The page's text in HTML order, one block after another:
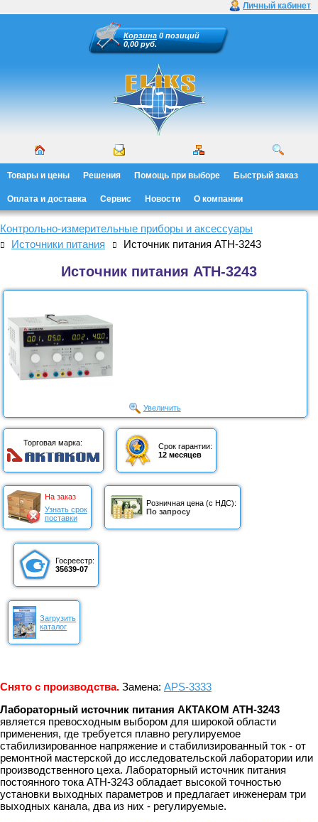
Личный кабинет
Корзина 0 позиций
0,00 руб.
Товары и цены Решения Помощь при выборе Быстрый заказ
Оплата и доставка Сервис Новости О компании
Контрольно-измерительные приборы и аксессуары
Источники питания
Источник питания АТН-3243
Источник питания АТН-3243
Увеличить
Торговая марка:
Срок гарантии:
12 месяцев
На заказ
Узнать срок
поставки
Розничная цена (с НДС):
По запросу
Госреестр:
35639-07
Загрузить
каталог
Снято с производства. Замена: APS-3333
Лабораторный источник питания АКТАКОМ АТН-3243
является превосходным выбором для широкой области
применения, где требуется плавно регулируемое
стабилизированное напряжение и стабилизированный ток - от
ремонтной мастерской до исследовательской лаборатории или
производственного цеха. Лабораторный источник питания
постоянного тока АТН-3243 обладает высокой точностью
установки выходных параметров и предлагает инженерам три
выходных канала, два из них - регулируемые.